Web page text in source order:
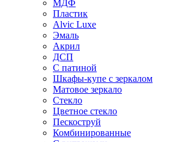
МДФ
Пластик
Alvic Luxe
Эмаль
Акрил
ДСП
С патиной
Шкафы-купе с зеркалом
Матовое зеркало
Стекло
Цветное стекло
Пескоструй
Комбинированные